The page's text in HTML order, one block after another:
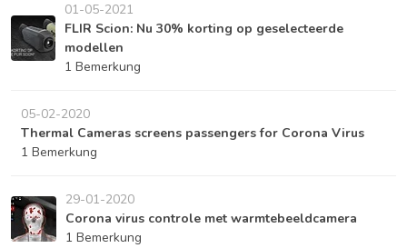
01-05-2021
FLIR Scion: Nu 30% korting op geselecteerde
modellen
1 Bemerkung
05-02-2020
Thermal Cameras screens passengers for Corona Virus
1 Bemerkung
29-01-2020
Corona virus controle met warmtebeeldcamera
1 Bemerkung